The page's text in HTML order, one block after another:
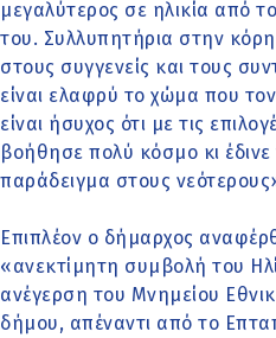
μεγαλύτερος σε ηλικία από
του. Συλλυπητήρια στην
στους συγγενείς και τους
είναι ελαφρύ το χώμα που
είναι ήσυχος ότι με τις
βοήθησε πολύ κόσμο κι
παράδειγμα στους
Επιπλέον ο δήμαρχος
«ανεκτίμητη συμβολή του
ανέγερση του Μνημείου
δήμου, απέναντι από το